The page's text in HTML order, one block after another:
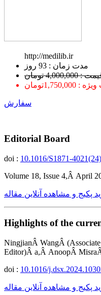
http://medilib.ir
ﻣﺪﺕ ﺯﻣﺎﻥ : 93 ﺭﻭﺯ
: 4,000,000 تومان
سفارش
Editorial Board
doi : 10.1016/S1871-
Volume 18, Issue 4,Â April
پکیج و مشاهده آنلاین مقاله
Highlights of the
NingjianÂ WangÂ (Associate
Editor)Â a,Â AnoopÂ
doi : 10.1016/
پکیج و مشاهده آنلاین مقاله